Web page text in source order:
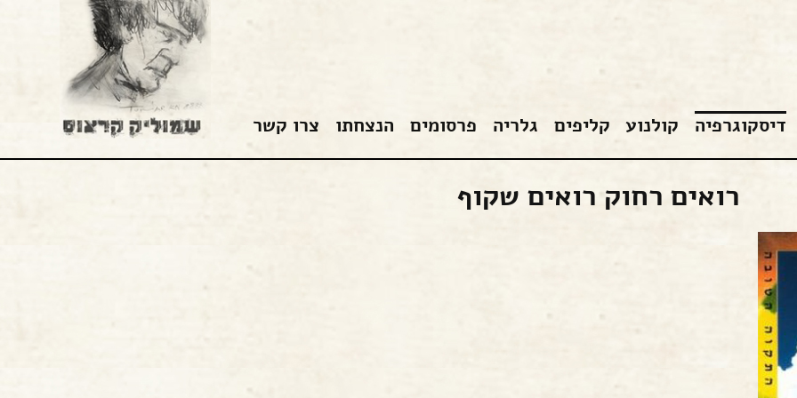
דיסקוגרפיה קולנוע קליפים גלריה פרסומים הנצחתו צרו קשר
רואים רחוק רואים שקוף